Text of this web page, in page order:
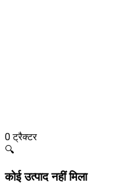
0 ट्रैक्टर
🔍
कोई उत्पाद नहीं मिला